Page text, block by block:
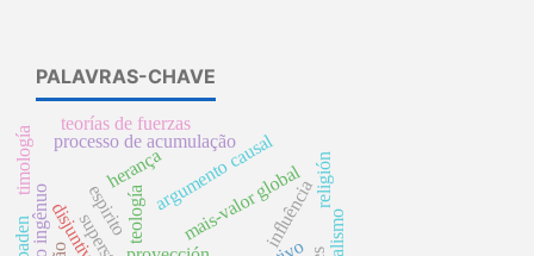
PALAVRAS-CHAVE
argumento causal
processo de acumulação
mais-valor global religión
teología
espirito influência
herança
timología
teorías de fuerzas